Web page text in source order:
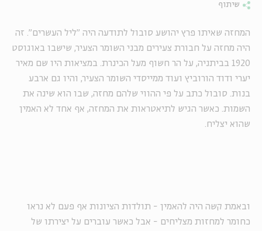
שיתוף
המחזה שאיתו פרץ יהושע סובול לתודעה היה "ליל העשרים". זה
היה מחזה על חבורת צעירים מבני השומר הצעיר, שישבו באוגוסט
1920 בביתניה, על הר חשוף מעל הכינרת. במציאות היו שם מאיר
יערי ודוד הורוביץ ועוד ממייסדי השומר הצעיר, והיו גם ארבע
בנות. סובול כתב על פי ההווי שלהם מחזה, שבו הוא שינה את
השמות. כאשר הגיש לתיאטראות את המחזה, אף אחד לא האמין
שהוא יצליח.
ובאמת קשה היה להאמין - תולדות הציונות אף פעם לא נראו
כחומר למחזות מצליחים - אבל כאשר עוברים על יצירתו של